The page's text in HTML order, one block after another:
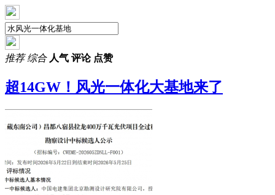
推荐 综合 人气 评论 点赞
超14GW！风光一体化大基地来了